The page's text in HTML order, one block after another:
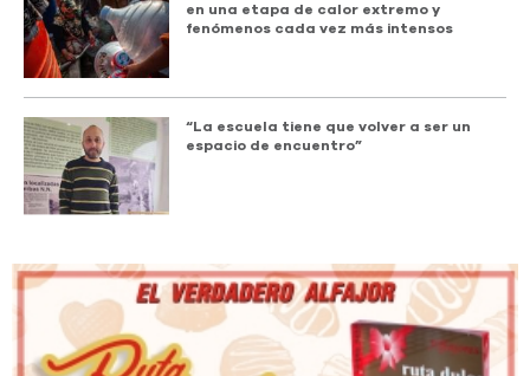
en una etapa de calor extremo y
fenómenos cada vez más intensos
“La escuela tiene que volver a ser un
espacio de encuentro”